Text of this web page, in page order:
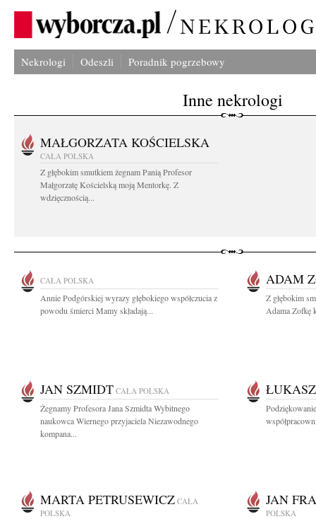
Nekrologi Odeszli Poradnik pogrzebowy
Inne nekrologi
MAŁGORZATA KOŚCIELSKA
CAŁA POLSKA
Z głębokim smutkiem żegnam Panią Profesor
Małgorzatę Kościelską moją Mentorkę. Z
wdzięcznością...
CAŁA POLSKA
Annie Podgórskiej wyrazy głębokiego współczucia z
powodu śmierci Mamy składają...
ADAM
Z głębokim
Adama Zofkę
JAN SZMIDT CAŁA POLSKA
Żegnamy Profesora Jana Szmidta Wybitnego
naukowca Wiernego przyjaciela Niezawodnego
kompana...
MARTA PETRUSEWICZ CAŁA
POLSKA
JAN
POLSKA